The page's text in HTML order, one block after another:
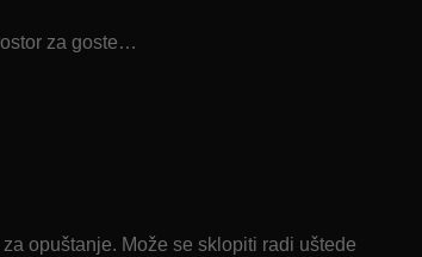
za goste…
opuštanje. Može se sklopiti radi uštede